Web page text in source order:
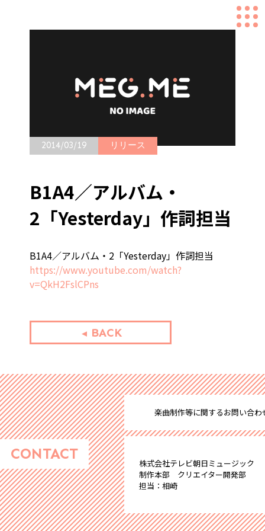
2014/03/19 リリース
B1A4／アルバム・
2「Yesterday」作詞担当
B1A4／アルバム・2「Yesterday」作詞担当
https://www.youtube.com/watch?
v=QkH2FslCPns
BACK
CONTACT
楽曲制作等に関するお問い合
株式会社テレビ朝日ミュージック
制作本部 クリエイター開発部
担当：相崎